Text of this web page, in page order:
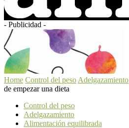
- Publicidad -
Home Control del peso Adelgazamiento
de empezar una dieta
Control del peso
Adelgazamiento
Alimentación equilibrada